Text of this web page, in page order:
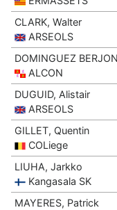
CLARK, Walter
ARSEOLS
DOMINGUEZ
ALCON
DUGUID, Alistair
ARSEOLS
GILLET, Quentin
COLiege
LIUHA, Jarkko
Kangasala SK
MAYERES, Patrick